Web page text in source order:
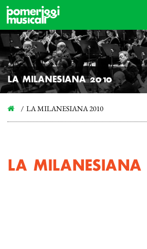
LA MILANESIANA 2010
LA MILANESIANA 2010
LA